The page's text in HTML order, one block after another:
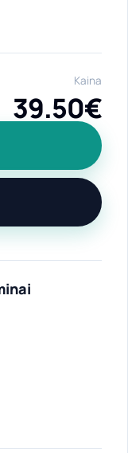
Kaina
39.50€